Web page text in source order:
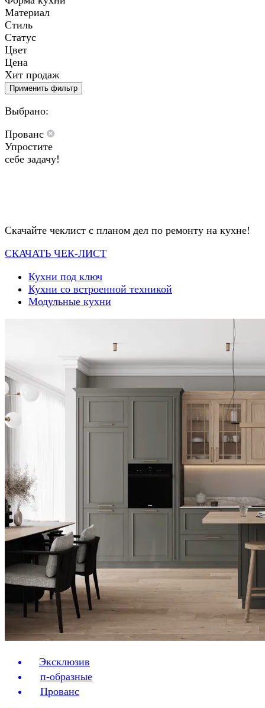
Материал
Стиль
Статус
Цвет
Цена
Хит продаж
Применить фильтр
Выбрано:
Прованс
Упростите
себе задачу!
Скачайте чеклист с планом дел по ремонту на кухне!
СКАЧАТЬ ЧЕК-ЛИСТ
Кухни под ключ
Кухни со встроенной техникой
Модульные кухни
Эксклюзив
п-образные
Прованс